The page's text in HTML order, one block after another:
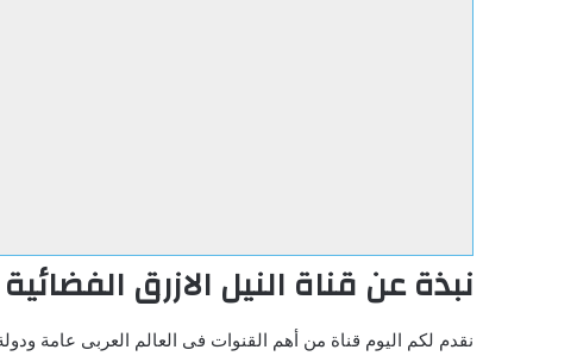
نبذة عن قناة النيل الازرق الفضائية
نقدم لكم اليوم قناة من أهم القنوات فى العالم العربى عامة